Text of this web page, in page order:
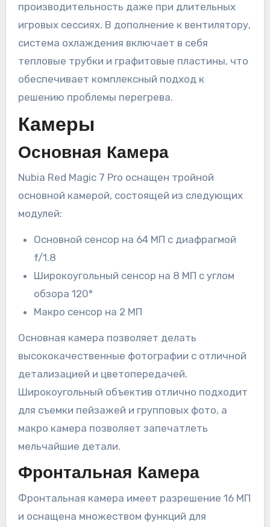
производительность даже при длительных
игровых сессиях. В дополнение к вентилятору,
система охлаждения включает в себя
тепловые трубки и графитовые пластины, что
обеспечивает комплексный подход к
решению проблемы перегрева.
Камеры
Основная Камера
Nubia Red Magic 7 Pro оснащен тройной
основной камерой, состоящей из следующих
модулей:
Основной сенсор на 64 МП с диафрагмой
f/1.8
Широкоугольный сенсор на 8 МП с углом
обзора 120°
Макро сенсор на 2 МП
Основная камера позволяет делать
высококачественные фотографии с отличной
детализацией и цветопередачей.
Широкоугольный объектив отлично подходит
для съемки пейзажей и групповых фото, а
макро камера позволяет запечатлеть
мельчайшие детали.
Фронтальная Камера
Фронтальная камера имеет разрешение 16 МП
и оснащена множеством функций для